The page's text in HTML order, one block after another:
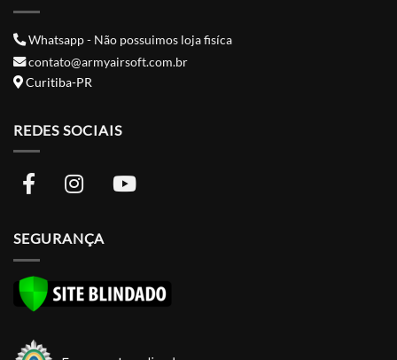
Whatsapp - Não possuimos loja fisíca
contato@armyairsoft.com.br
Curitiba-PR
REDES SOCIAIS
SEGURANÇA